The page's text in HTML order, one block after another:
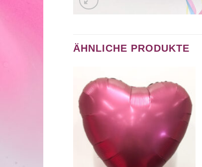
ÄHNLICHE PRODUKTE